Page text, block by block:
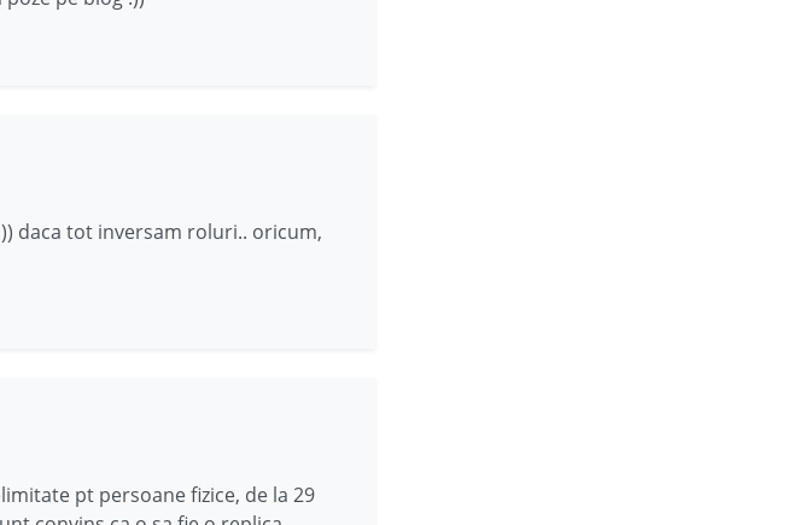
daca tot inversam roluri.. oricum,
pt persoane fizice, de la 29